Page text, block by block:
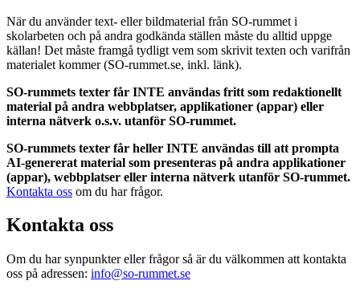
När du använder text- eller bildmaterial från SO-rummet i
skolarbeten och på andra godkända ställen måste du alltid uppge
källan! Det måste framgå tydligt vem som skrivit texten och varifrån
materialet kommer (SO-rummet.se, inkl. länk).
SO-rummets texter får INTE användas fritt som redaktionellt
material på andra webbplatser, applikationer (appar) eller
interna nätverk o.s.v. utanför SO-rummet.
SO-rummets texter får heller INTE användas till att prompta
AI-genererat material som presenteras på andra applikationer
(appar), webbplatser eller interna nätverk utanför SO-rummet.
Kontakta oss om du har frågor.
Kontakta oss
Om du har synpunkter eller frågor så är du välkommen att kontakta
oss på adressen: info@so-rummet.se